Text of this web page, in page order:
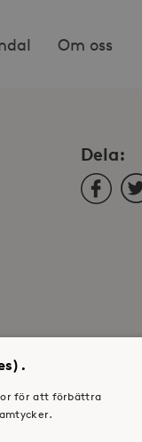
Om oss
Dela:
för att förbättra